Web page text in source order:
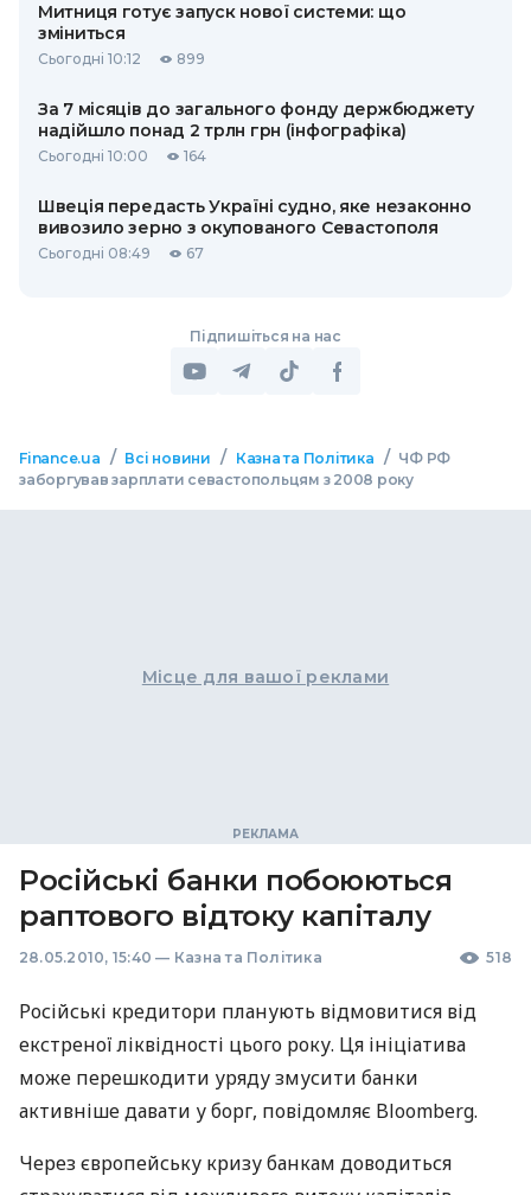
Митниця готує запуск нової системи: що
зміниться
Сьогодні 10:12 899
За 7 місяців до загального фонду держбюджету
надійшло понад 2 трлн грн (інфографіка)
Сьогодні 10:00 164
Швеція передасть Україні судно, яке незаконно
вивозило зерно з окупованого Севастополя
Сьогодні 08:49 67
Підпишіться на нас
Finance.ua / Всі новини / Казна та Політика / ЧФ РФ
заборгував зарплати севастопольцям з 2008 року
Місце для вашої реклами
Російські банки побоюються
раптового відтоку капіталу
28.05.2010, 15:40 — Казна та Політика 518
Російські кредитори планують відмовитися від
екстреної ліквідності цього року. Ця ініціатива
може перешкодити уряду змусити банки
активніше давати у борг, повідомляє Bloomberg.
Через європейську кризу банкам доводиться